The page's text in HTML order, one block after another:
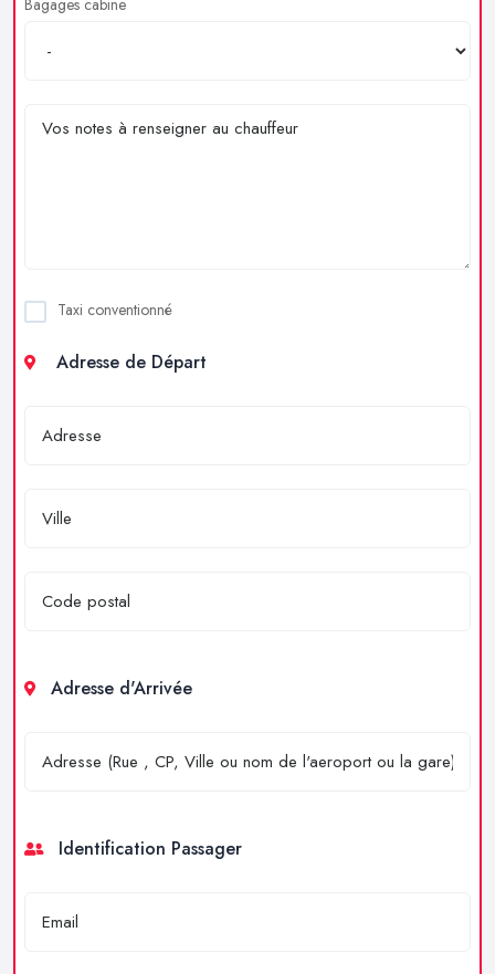
Taxi conventionné
Adresse de Départ
Adresse d'Arrivée
Identification Passager